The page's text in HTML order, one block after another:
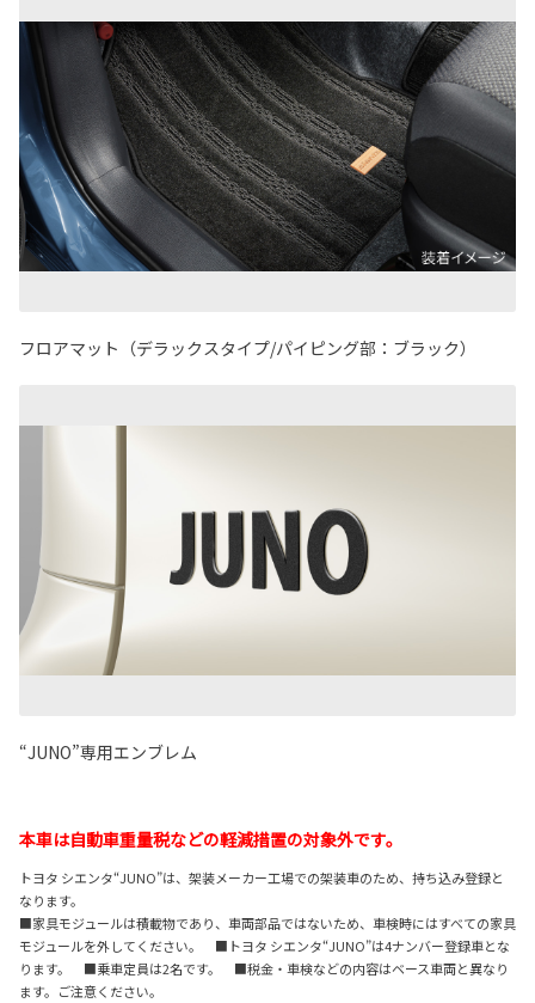
フロアマット（デラックスタイプ/パイピング部：ブラック）
“JUNO”専用エンブレム
本車は自動車重量税などの軽減措置の対象外です。
トヨタ シエンタ“JUNO”は、架装メーカー工場での架装車のため、持ち込み登録と
なります。
■家具モジュールは積載物であり、車両部品ではないため、車検時にはすべての家具
モジュールを外してください。 ■トヨタ シエンタ“JUNO”は4ナンバー登録車とな
ります。 ■乗車定員は2名です。 ■税金・車検などの内容はベース車両と異なり
ます。ご注意ください。